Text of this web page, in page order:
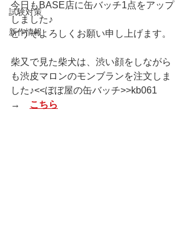
試験対策
新作情報
今日もBASE店に缶バッチ1点をアップ
しました♪
どうぞよろしくお願い申し上げます。
柴又で見た柴犬は、渋い顔をしながら
も渋皮マロンのモンブランを注文しま
した♪<<ぼぼ屋の缶バッチ>>kb061
→
こちら